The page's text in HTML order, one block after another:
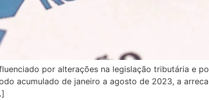
por alterações na legislação tributária e
acumulado de janeiro a agosto de 2023, a